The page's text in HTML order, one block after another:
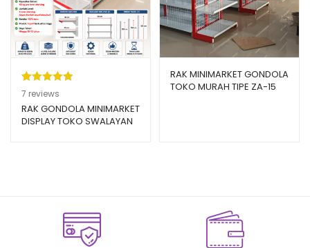
Peringkat
5.00 dari 5
berdasarka
7
7 reviews
RAK GONDOLA MINIMARKET
DISPLAY TOKO SWALAYAN
RAK MINIMARKET GONDOLA
TOKO MURAH TIPE ZA-15